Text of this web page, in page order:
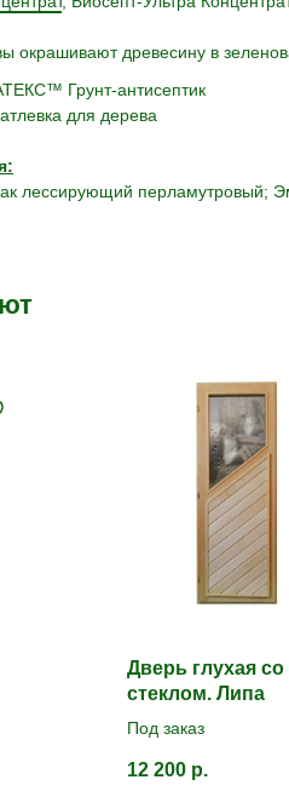
окрашивают древесину в
Грунт-антисептик
для дерева
лессирующий перламутровый;
Дверь глухая со
стеклом. Липа
Под заказ
12 200 р.